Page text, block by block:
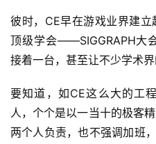
彼时，CE早在游戏业界建
顶级学会——SIGGRAPH大
接着一台，甚至让不少学术界
要知道，如CE这么大的工
人，个个是以一当十的极客
两个人负责，也不强调加班